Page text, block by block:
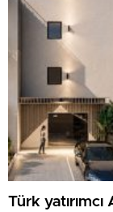
Türk yatırımcı